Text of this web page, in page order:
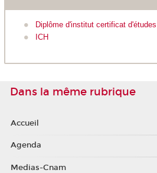
Diplôme d'institut certificat
ICH
Dans la même rubrique
Accueil
Agenda
Medias-Cnam